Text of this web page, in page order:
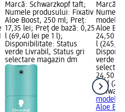
Marcă: Schwarzkopf taft;
Numele produsului: Fixativ
Aloe Boost, 250 ml; Preț:
17,35 lei; Preț de bază: 0,25
l (69,40 lei pe 1 l);
Disponibilitate: Status
verde Livrabil, Status gri
selectare magazin dm
Marcă:
Numele
Aloe
24,50
l
verde
24,50 lei
0,1 l
Aloe